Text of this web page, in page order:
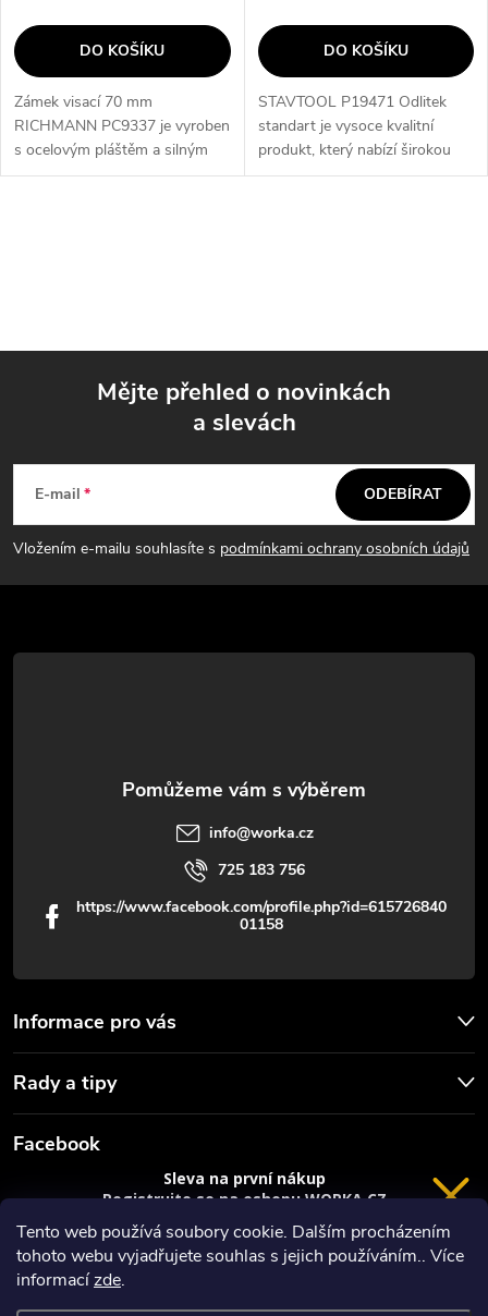
Tento web používá soubory cookie. Dalším procházením
tohoto webu vyjadřujete souhlas s jejich používáním.. Více
informacízde.
DO KOŠÍKU
Zámek visací 70 mm
RICHMANN PC9337 je vyroben
s ocelovým pláštěm a silným
okem proti přeštípnutí. Tento
DO KOŠÍKU
STAVTOOL P19471 Odlitek
standart je vysoce kvalitní
produkt, který nabízí širokou
škálu vlastností a přínosů pro
a
í
p
s
u
p
a
t
Mějte přehled o novinkách
a slevách
E-mail
Vložením e-mailu souhlasíte s podmínkami ochrany osobních údajů
ODEBÍRAT
Informace pro vás
Rady a tipy
info@worka.cz
725 183 756
https://www.facebook.com/profile.php?id=615726840
01158
Facebook
VRÁCENÍ 14 DNÍ
Sleva na první nákup
Registrujte se na eshopu WORKA.CZ
sleva 100 Kč* na nákup je Vaše.
Registrace